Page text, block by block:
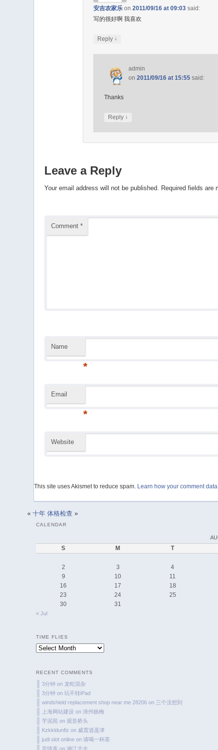
安吉农家乐on 2011/09/16 at 09:03 said:
写的很好啊 我喜欢
Reply ↓
admin
on2011/09/16 at 15:55 said:
Thanks
Reply ↓
Leave a Reply
Your email address will not be published. Required fields are
Comment *
Name
*
Email
*
Website
This site uses Akismet to reduce spam. Learn how your comment
« 十年 体格检查 »
CALENDAR
S M T
2 3
4
9
10
11
16
17
18
23
24
25
30
31
« Jul
TIME FLIES
Time
RECENT COMMENTS
3分钟 on 龙蛇混杂
3分钟 on玩不转iPad
windshield replacement shop near me 28206 on 三个没想到
上海网站建设 on漳州杨梅
芋泥苑 on 观音桥头
Kzkkldunfiz on 威震逍遥津
judi slot online on请喝一杯茶
言情库 on湘江北去